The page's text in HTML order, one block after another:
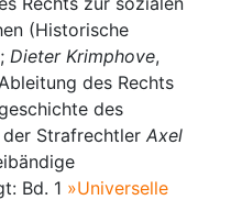
(Historische
Dieter Krimphove,
des Rechts
des
der Strafrechtler Axel
Bd. 1 »Universelle